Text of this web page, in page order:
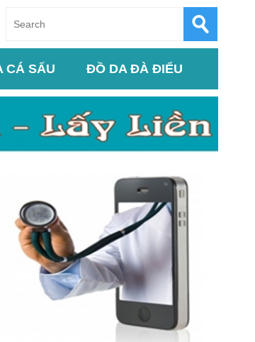
CÁ SẤU ĐỒ DA ĐÀ ĐIỂU